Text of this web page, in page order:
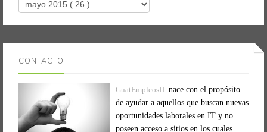
CONTACTO
GuatEmpleosIT nace con el propósito
de ayudar a aquellos que buscan nuevas
oportunidades laborales en IT y no
poseen acceso a sitios en los cuales